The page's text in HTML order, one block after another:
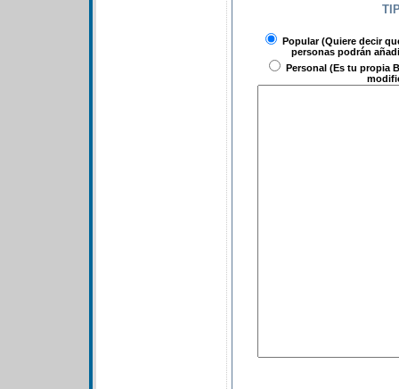
Popular(Quiere decir
personas podrán
Personal (Es tu propia